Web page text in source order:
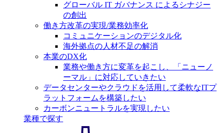
グローバル IT ガバナンス によるシナジー
の創出
働き方改革の実現/業務効率化
コミュニケーションのデジタル化
海外拠点の人材不足の解消
本業のDX化
業務や働き方に変革を起こし、「ニューノ
ーマル」に対応していきたい
データセンターやクラウドを活用して柔軟なITプ
ラットフォームを構築したい
カーボンニュートラルを実現したい
業種で探す